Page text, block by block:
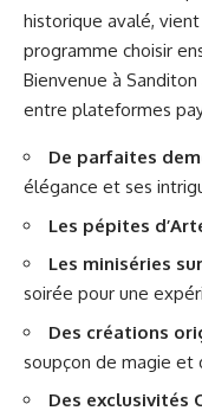
historique avalé,
programme choisir
Bienvenue à
entre plateformes
De parfaites
élégance et ses
Les pépites
Les miniséries
soirée pour une
Des créations
soupçon de magie
Des exclusivités